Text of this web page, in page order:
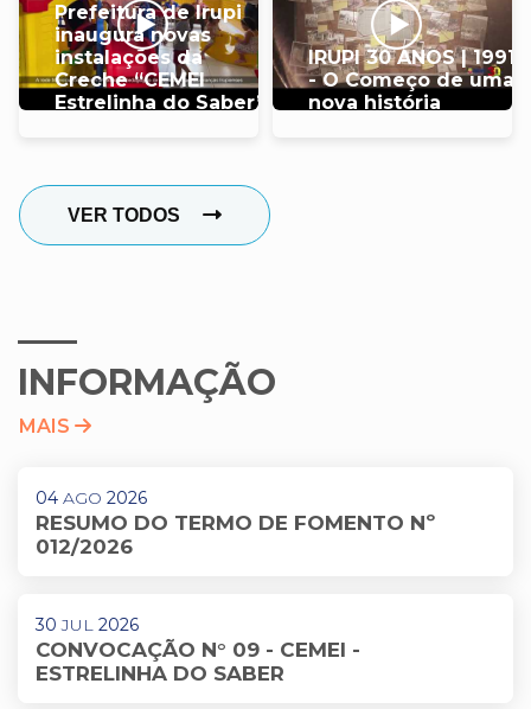
Prefeitura de Irupi
inaugura novas
instalações da
Creche “CEMEI
Estrelinha do Saber”
IRUPI 30 ANOS | 1991
- O Começo de uma
nova história
VER TODOS
INFORMAÇÃO
MAIS
04 AGO 2026
RESUMO DO TERMO DE FOMENTO Nº
012/2026
30 JUL 2026
CONVOCAÇÃO N° 09 - CEMEI -
ESTRELINHA DO SABER